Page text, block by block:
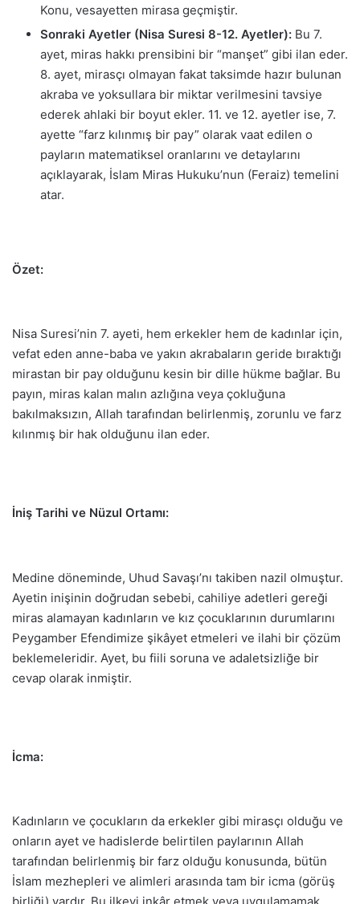
Konu, vesayetten mirasa geçmiştir.
Sonraki Ayetler (Nisa Suresi 8-12. Ayetler): Bu 7.
ayet, miras hakkı prensibini bir “manşet” gibi ilan eder.
8. ayet, mirasçı olmayan fakat taksimde hazır bulunan
akraba ve yoksullara bir miktar verilmesini tavsiye
ederek ahlaki bir boyut ekler. 11. ve 12. ayetler ise, 7.
ayette “farz kılınmış bir pay” olarak vaat edilen o
payların matematiksel oranlarını ve detaylarını
açıklayarak, İslam Miras Hukuku’nun (Feraiz) temelini
atar.
Özet:
Nisa Suresi’nin 7. ayeti, hem erkekler hem de kadınlar için,
vefat eden anne-baba ve yakın akrabaların geride bıraktığı
mirastan bir pay olduğunu kesin bir dille hükme bağlar. Bu
payın, miras kalan malın azlığına veya çokluğuna
bakılmaksızın, Allah tarafından belirlenmiş, zorunlu ve farz
kılınmış bir hak olduğunu ilan eder.
İniş Tarihi ve Nüzul Ortamı:
Medine döneminde, Uhud Savaşı’nı takiben nazil olmuştur.
Ayetin inişinin doğrudan sebebi, cahiliye adetleri gereği
miras alamayan kadınların ve kız çocuklarının durumlarını
Peygamber Efendimize şikâyet etmeleri ve ilahi bir çözüm
beklemeleridir. Ayet, bu fiili soruna ve adaletsizliğe bir
cevap olarak inmiştir.
İcma:
Kadınların ve çocukların da erkekler gibi mirasçı olduğu ve
onların ayet ve hadislerde belirtilen paylarının Allah
tarafından belirlenmiş bir farz olduğu konusunda, bütün
İslam mezhepleri ve alimleri arasında tam bir icma (görüş